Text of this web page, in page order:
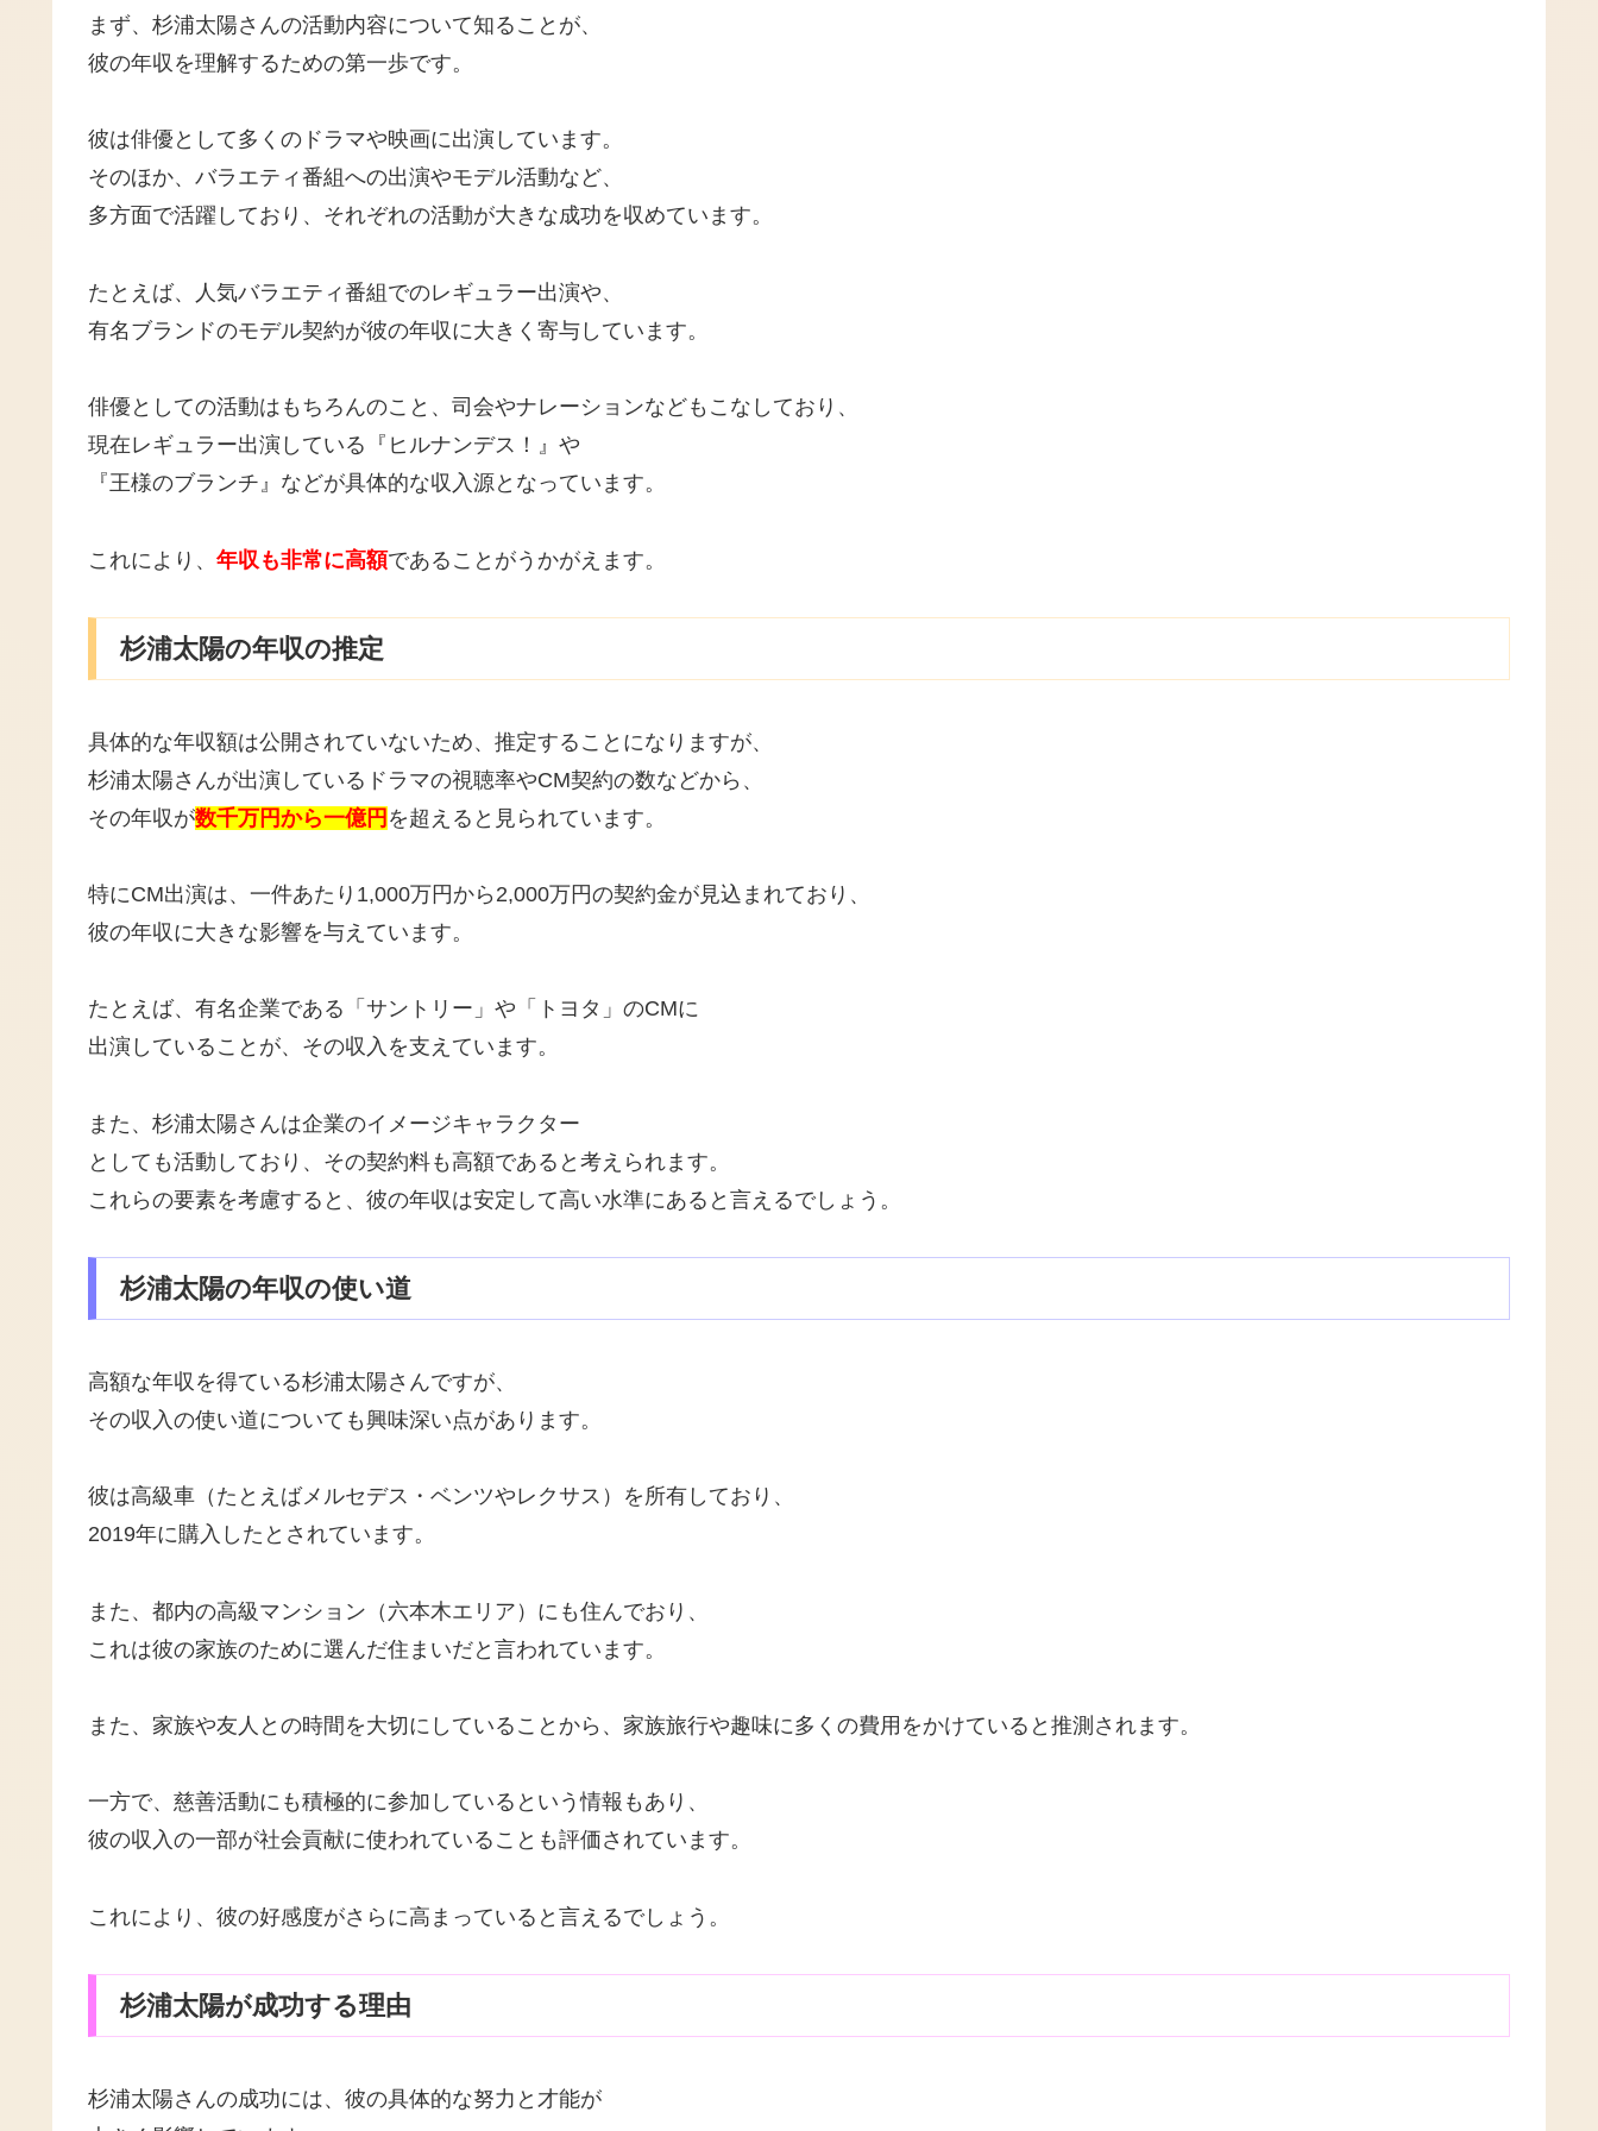
まず、杉浦太陽さんの活動内容について知ることが、
彼の年収を理解するための第一歩です。
彼は俳優として多くのドラマや映画に出演しています。
そのほか、バラエティ番組への出演やモデル活動など、
多方面で活躍しており、それぞれの活動が大きな成功を収めています。
たとえば、人気バラエティ番組でのレギュラー出演や、
有名ブランドのモデル契約が彼の年収に大きく寄与しています。
俳優としての活動はもちろんのこと、司会やナレーションなどもこなしており、
現在レギュラー出演している『ヒルナンデス！』や
『王様のブランチ』などが具体的な収入源となっています。
これにより、 年収も非常に高額であることがうかがえます。
杉浦太陽の年収の推定
具体的な年収額は公開されていないため、推定することになりますが、
杉浦太陽さんが出演しているドラマの視聴率やCM契約の数などから、
その年収が数千万円から一億円 を超えると見られています。
特にCM出演は、一件あたり1,000万円から2,000万円の契約金が見込まれており、
彼の年収に大きな影響を与えています。
たとえば、有名企業である「サントリー」や「トヨタ」のCMに
出演していることが、その収入を支えています。
また、杉浦太陽さんは企業のイメージキャラクター
としても活動しており、その契約料も高額であると考えられます。
これらの要素を考慮すると、彼の年収は安定して高い水準にあると言えるでしょう。
杉浦太陽の年収の使い道
高額な年収を得ている杉浦太陽さんですが、
その収入の使い道についても興味深い点があります。
彼は高級車（たとえばメルセデス・ベンツやレクサス）を所有しており、
2019年に購入したとされています。
また、都内の高級マンション（六本木エリア）にも住んでおり、
これは彼の家族のために選んだ住まいだと言われています。
また、家族や友人との時間を大切にしていることから、家族旅行や趣味に多くの費用をかけていると推測されます。
一方で、慈善活動にも積極的に参加しているという情報もあり、
彼の収入の一部が社会貢献に使われていることも評価されています。
これにより、彼の好感度がさらに高まっていると言えるでしょう。
杉浦太陽が成功する理由
杉浦太陽さんの成功には、彼の具体的な努力と才能が